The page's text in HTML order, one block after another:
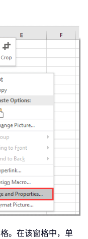
。在该窗格中，单